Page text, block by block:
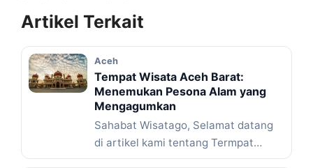
Artikel Terkait
Aceh
Tempat Wisata Aceh Barat:
Menemukan Pesona Alam yang
Mengagumkan
Sahabat Wisatago, Selamat datang
di artikel kami tentang Termpat
Wisata Aceh Barat! Kami akan